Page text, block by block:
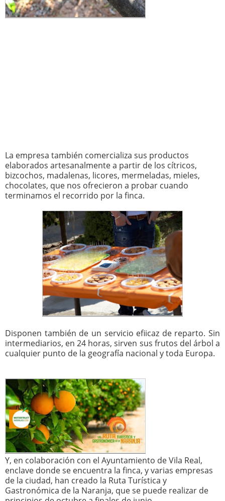
La empresa también comercializa sus productos
elaborados artesanalmente a partir de los cítricos,
bizcochos, madalenas, licores, mermeladas, mieles,
chocolates, que nos ofrecieron a probar cuando
terminamos el recorrido por la finca.
Disponen también de un servicio efiicaz de reparto. Sin
intermediarios, en 24 horas, sirven sus frutos del árbol a
cualquier punto de la geografía nacional y toda Europa.
Y, en colaboración con el Ayuntamiento de Vila Real,
enclave donde se encuentra la finca, y varias empresas
de la ciudad, han creado la Ruta Turística y
Gastronómica de la Naranja, que se puede realizar de